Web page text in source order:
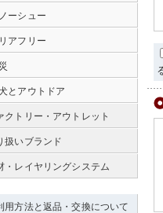
ーシュー
アフリー
とアウトドア
クトリー・アウトレット
扱いブランド
・レイヤリングシステム
用方法と返品・交換について